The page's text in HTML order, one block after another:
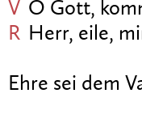
V O Gott,
R Herr, eile,
Ehre sei dem